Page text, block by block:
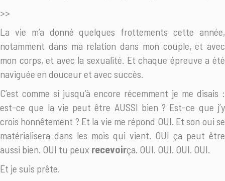
>>
La vie m’a donné quelques frottements cette année,
notamment dans ma relation dans mon couple, et avec
mon corps, et avec la sexualité. Et chaque épreuve a été
naviguée en douceur et avec succès.
C’est comme si jusqu’à encore récemment je me disais :
est-ce que la vie peut être AUSSI bien ? Est-ce que j’y
crois honnêtement ? Et la vie me répond OUI. Et son oui se
matérialisera dans les mois qui vient. OUI ça peut être
aussi bien. OUI tu peux recevoirça. OUI. OUI. OUI. OUI.
Et je suis prête.